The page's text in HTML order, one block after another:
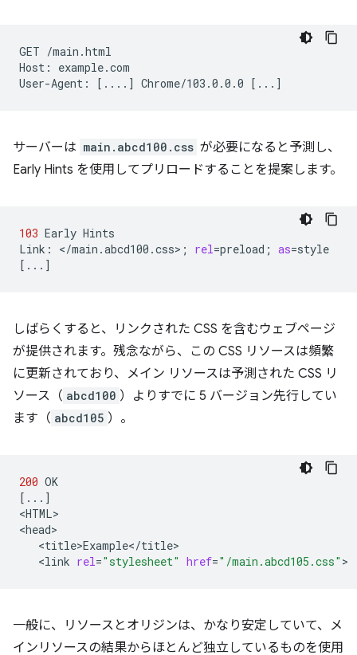
GET /main.html
Host:
example.com
User-Agent:
[ .... ] Chrome/103.0.0.0 [ ... ]
サーバーは main.abcd100.css が必要になると予測し、
Early Hints を使用してプリロードすることを提案します。
103 Early Hints
Link:
</main.abcd100.css> ; rel=preload ; as=
[ ... ]
しばらくすると、リンクされた CSS を含むウェブページ
が提供されます。残念ながら、この CSS リソースは頻繁
に更新されており、メイン リソースは予測された CSS リ
ソース（ abcd100 ）よりすでに 5 バージョン先行してい
ます（ abcd105 ）。
200
[ ... ]
<HTML>
<link rel="stylesheet" href="/main.abcd105.css"
一般に、リソースとオリジンは、かなり安定していて、メ
インリソースの結果からほとんど独立しているものを使用